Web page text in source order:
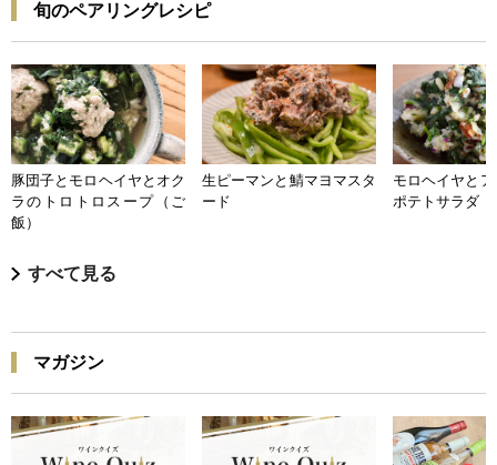
旬のペアリングレシピ
豚団子とモロヘイヤとオク
ラのトロトロスープ（ご
飯）
生ピーマンと鯖マヨマスタ
ード
モロヘイヤと
ポテトサラダ
すべて見る
マガジン